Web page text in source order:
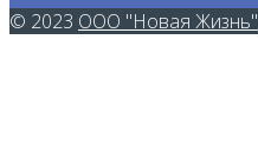
© 2023 ООО "Новая Жизнь"